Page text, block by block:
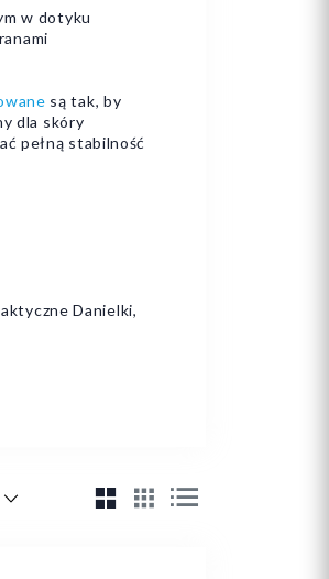
w dotyku
są tak, by
dla skóry
pełną stabilność
Danielki,